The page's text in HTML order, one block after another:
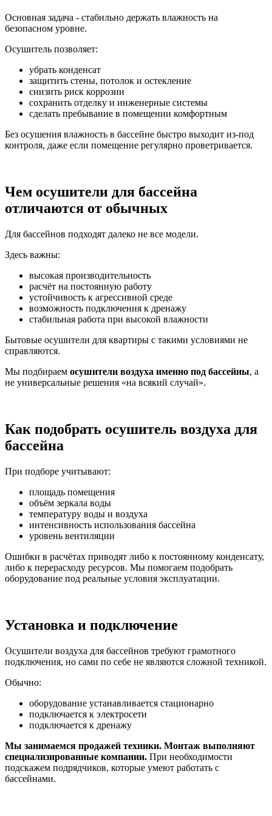
Основная задача - стабильно держать влажность на
безопасном уровне.
Осушитель позволяет:
убрать конденсат
защитить стены, потолок и остекление
снизить риск коррозии
сохранить отделку и инженерные системы
сделать пребывание в помещении комфортным
Без осушения влажность в бассейне быстро выходит из-под
контроля, даже если помещение регулярно проветривается.
Чем осушители для бассейна
отличаются от обычных
Для бассейнов подходят далеко не все модели.
Здесь важны:
высокая производительность
расчёт на постоянную работу
устойчивость к агрессивной среде
возможность подключения к дренажу
стабильная работа при высокой влажности
Бытовые осушители для квартиры с такими условиями не
справляются.
Мы подбираем осушители воздуха именно под бассейны, а
не универсальные решения «на всякий случай».
Как подобрать осушитель воздуха для
бассейна
При подборе учитывают:
площадь помещения
объём зеркала воды
температуру воды и воздуха
интенсивность использования бассейна
уровень вентиляции
Ошибки в расчётах приводят либо к постоянному конденсату,
либо к перерасходу ресурсов. Мы помогаем подобрать
оборудование под реальные условия эксплуатации.
Установка и подключение
Осушители воздуха для бассейнов требуют грамотного
подключения, но сами по себе не являются сложной техникой.
Обычно:
оборудование устанавливается стационарно
подключается к электросети
подключается к дренажу
Мы занимаемся продажей техники. Монтаж выполняют
специализированные компании. При необходимости
подскажем подрядчиков, которые умеют работать с
бассейнами.